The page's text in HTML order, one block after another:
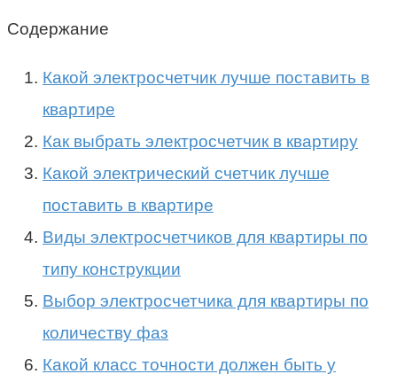
Содержание
Какой электросчетчик лучше поставить в
квартире
Как выбрать электросчетчик в квартиру
Какой электрический счетчик лучше
поставить в квартире
Виды электросчетчиков для квартиры по
типу конструкции
Выбор электросчетчика для квартиры по
количеству фаз
Какой класс точности должен быть у